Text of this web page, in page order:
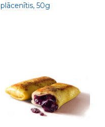
plācenītis, 50g